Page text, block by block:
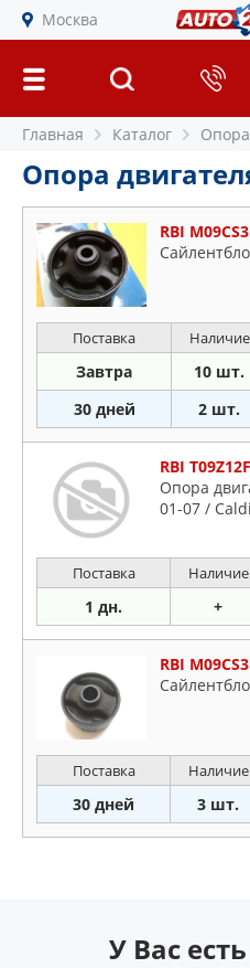
Москва
Главная Каталог
Опора
RBI
Поставка Наличие
Завтра 10 шт.
30 дней 2 шт.
RBI
Опора
01-07 /
Поставка Наличие
1 дн. +
RBI
Поставка Наличие
30 дней 3 шт.
У Вас